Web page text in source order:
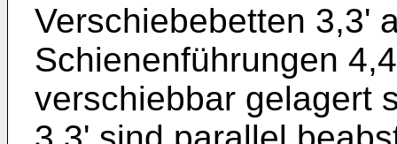
Verschiebebetten 3,3'
Schienenführungen
verschiebbar gelagert